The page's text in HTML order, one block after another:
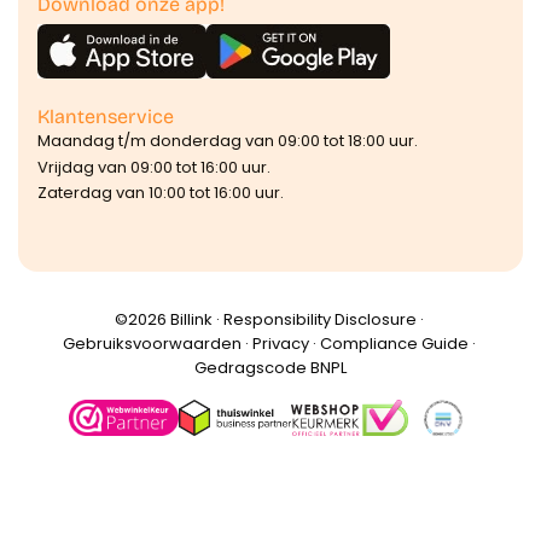
Klantenservice
Maandag t/m donderdag van 09:00 tot 18:00 uur.
Vrijdag van 09:00 tot 16:00 uur.
Zaterdag van 10:00 tot 16:00 uur.
©️2026 Billink · Responsibility Disclosure ·
Gebruiksvoorwaarden · Privacy· Compliance Guide ·
Gedragscode BNPL